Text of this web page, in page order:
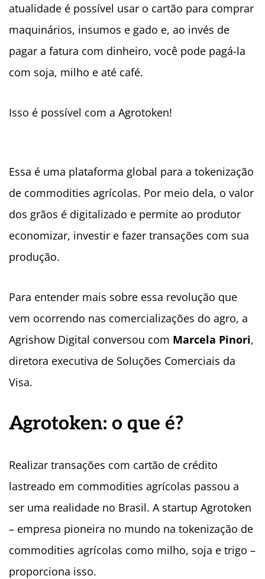
atualidade é possível usar o cartão para comprar
maquinários, insumos e gado e, ao invés de
pagar a fatura com dinheiro, você pode pagá-la
com soja, milho e até café.
Isso é possível com a Agrotoken!
Essa é uma plataforma global para a tokenização
de commodities agrícolas. Por meio dela, o valor
dos grãos é digitalizado e permite ao produtor
economizar, investir e fazer transações com sua
produção.
Para entender mais sobre essa revolução que
vem ocorrendo nas comercializações do agro, a
Agrishow Digital conversou com Marcela Pinori,
diretora executiva de Soluções Comerciais da
Visa.
Agrotoken: o que é?
Realizar transações com cartão de crédito
lastreado em commodities agrícolas passou a
ser uma realidade no Brasil. A startup Agrotoken
– empresa pioneira no mundo na tokenização de
commodities agrícolas como milho, soja e trigo –
proporciona isso.